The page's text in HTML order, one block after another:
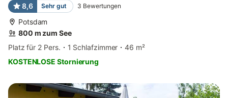
8,6
Sehr gut 3 Bewertungen
Potsdam
800 m zum See
Platz für 2 Pers.
1 Schlafzimmer
46 m²
KOSTENLOSE Stornierung